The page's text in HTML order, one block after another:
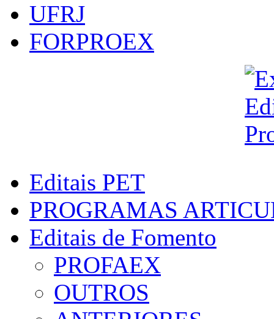
UFRJ
FORPROEX
Editais PET
PROGRAMAS
Editais de Fomento
PROFAEX
OUTROS